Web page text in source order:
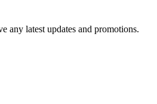
any latest updates and promotions.